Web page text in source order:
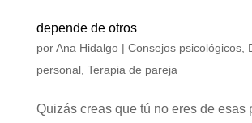
depende de otros
porAna Hidalgo| Consejos psicológicos,
personal, Terapia de pareja
Quizás creas que tú no eres de esas